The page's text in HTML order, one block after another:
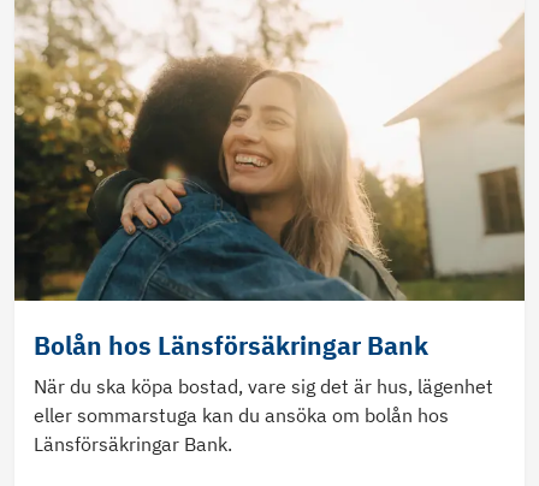
Bolån hos Länsförsäkringar Bank
När du ska köpa bostad, vare sig det är hus, lägenhet
eller sommarstuga kan du ansöka om bolån hos
Länsförsäkringar Bank.